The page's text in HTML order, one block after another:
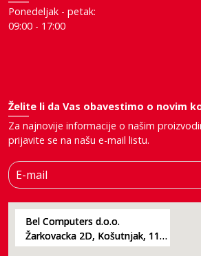
Ponedeljak - petak:
09:00 - 17:00
Želite li da Vas obavestimo o novim
Za najnovije informacije o našim
prijavite se na našu e-mail listu.
E-mail
Bel Computers d.o.o.
Žarkovacka 2D, Košutnjak, 11000, Beograd